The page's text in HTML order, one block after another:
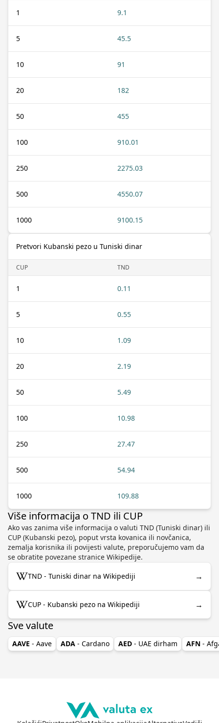
1 9.1
5 45.5
10 91
20 182
50 455
100 910.01
250 2275.03
500 4550.07
1000 9100.15
Pretvori Kubanski pezo u Tuniski dinar
CUP TND
1 0.11
5 0.55
10 1.09
20 2.19
50 5.49
100 10.98
250 27.47
500 54.94
1000 109.88
Više informacija o TND ili CUP
Ako vas zanima više informacija o valuti TND (Tuniski dinar) ili
CUP (Kubanski pezo), poput vrsta kovanica ili novčanica,
zemalja korisnika ili povijesti valute, preporučujemo vam da
se obratite povezane stranice Wikipedije.
TND - Tuniski dinar na Wikipediji →
CUP - Kubanski pezo na Wikipediji →
Sve valute
AAVE - Aave ADA - Cardano AED - UAE dirham AFN -